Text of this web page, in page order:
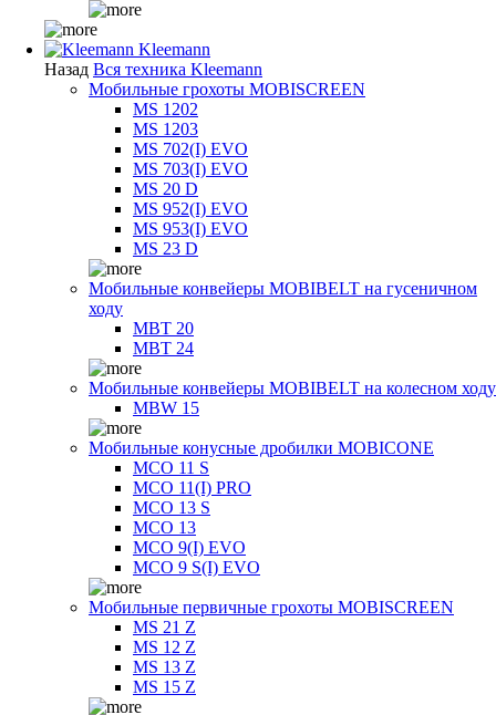
Kleemann
Назад Вся техника Kleemann
Мобильные грохоты MOBISCREEN
MS 1202
MS 1203
MS 702(I) EVO
MS 703(I) EVO
MS 20 D
MS 952(I) EVO
MS 953(I) EVO
MS 23 D
Мобильные конвейеры MOBIBELT на гусеничном
ходу
MBT 20
MBT 24
Мобильные конвейеры MOBIBELT на колесном ходу
MBW 15
Мобильные конусные дробилки MOBICONE
MCO 11 S
MCO 11(I) PRO
MCO 13 S
MCO 13
MCO 9(I) EVO
MCO 9 S(I) EVO
Мобильные первичные грохоты MOBISCREEN
MS 21 Z
MS 12 Z
MS 13 Z
MS 15 Z